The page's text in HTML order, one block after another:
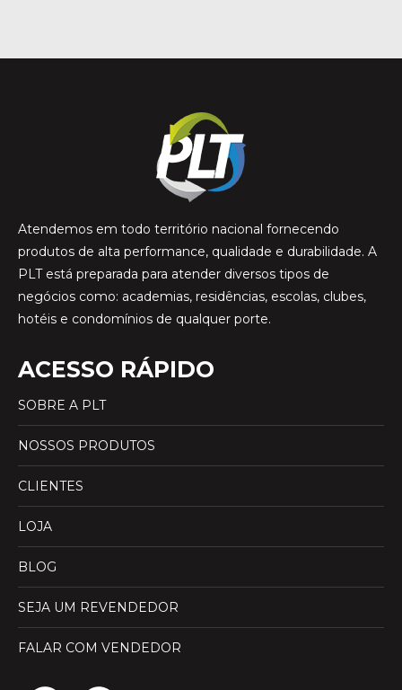
Atendemos em todo território nacional fornecendo
produtos de alta performance, qualidade e durabilidade. A
PLT está preparada para atender diversos tipos de
negócios como: academias, residências, escolas, clubes,
hotéis e condomínios de qualquer porte.
ACESSO RÁPIDO
SOBRE A PLT
NOSSOS PRODUTOS
CLIENTES
LOJA
BLOG
SEJA UM REVENDEDOR
FALAR COM VENDEDOR